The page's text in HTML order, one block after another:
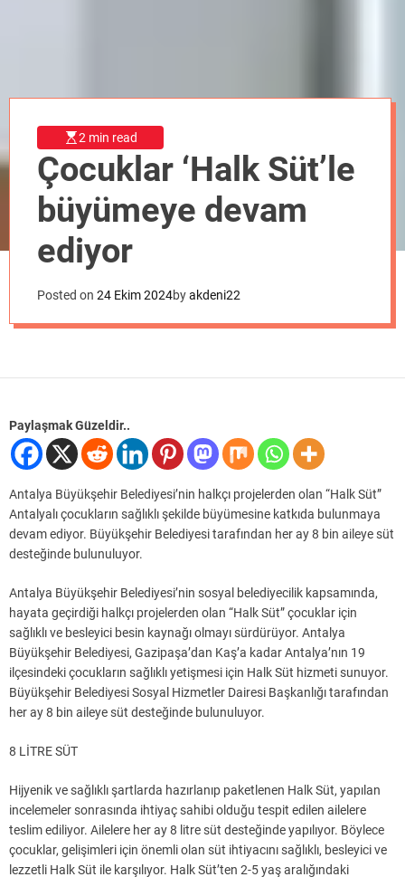
2 min read
Çocuklar ‘Halk Süt’le
büyümeye devam
ediyor
Posted on 24 Ekim 2024byakdeni22
Paylaşmak Güzeldir..
Antalya Büyükşehir Belediyesi’nin halkçı projelerden olan “Halk Süt”
Antalyalı çocukların sağlıklı şekilde büyümesine katkıda bulunmaya
devam ediyor. Büyükşehir Belediyesi tarafından her ay 8 bin aileye süt
desteğinde bulunuluyor.
Antalya Büyükşehir Belediyesi’nin sosyal belediyecilik kapsamında,
hayata geçirdiği halkçı projelerden olan “Halk Süt” çocuklar için
sağlıklı ve besleyici besin kaynağı olmayı sürdürüyor. Antalya
Büyükşehir Belediyesi, Gazipaşa’dan Kaş’a kadar Antalya’nın 19
ilçesindeki çocukların sağlıklı yetişmesi için Halk Süt hizmeti sunuyor.
Büyükşehir Belediyesi Sosyal Hizmetler Dairesi Başkanlığı tarafından
her ay 8 bin aileye süt desteğinde bulunuluyor.
8 LİTRE SÜT
Hijyenik ve sağlıklı şartlarda hazırlanıp paketlenen Halk Süt, yapılan
incelemeler sonrasında ihtiyaç sahibi olduğu tespit edilen ailelere
teslim ediliyor. Ailelere her ay 8 litre süt desteğinde yapılıyor. Böylece
çocuklar, gelişimleri için önemli olan süt ihtiyacını sağlıklı, besleyici ve
lezzetli Halk Süt ile karşılıyor. Halk Süt’ten 2-5 yaş aralığındaki